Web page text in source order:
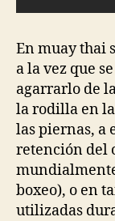
En muay thai
a la vez que
agarrarlo de
la rodilla en
las piernas, a
retención del
boxeo), o en
utilizadas